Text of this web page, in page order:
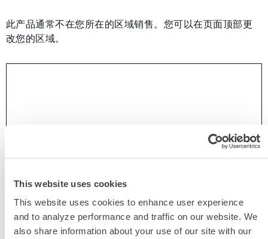
This website uses cookies
This website uses cookies to enhance user experience
and to analyze performance and traffic on our website. We
also share information about your use of our site with our
此产品通常不在您所在的区域销售。您可以在页面顶部更
改您的区域。